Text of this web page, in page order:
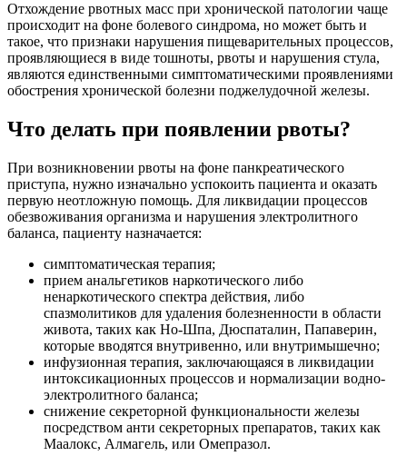
Отхождение рвотных масс при хронической патологии чаще
происходит на фоне болевого синдрома, но может быть и
такое, что признаки нарушения пищеварительных процессов,
проявляющиеся в виде тошноты, рвоты и нарушения стула,
являются единственными симптоматическими проявлениями
обострения хронической болезни поджелудочной железы.
Что делать при появлении рвоты?
При возникновении рвоты на фоне панкреатического
приступа, нужно изначально успокоить пациента и оказать
первую неотложную помощь. Для ликвидации процессов
обезвоживания организма и нарушения электролитного
баланса, пациенту назначается:
симптоматическая терапия;
прием анальгетиков наркотического либо
ненаркотического спектра действия, либо
спазмолитиков для удаления болезненности в области
живота, таких как Но-Шпа, Дюспаталин, Папаверин,
которые вводятся внутривенно, или внутримышечно;
инфузионная терапия, заключающаяся в ликвидации
интоксикационных процессов и нормализации водно-
электролитного баланса;
снижение секреторной функциональности железы
посредством анти секреторных препаратов, таких как
Маалокс, Алмагель, или Омепразол.